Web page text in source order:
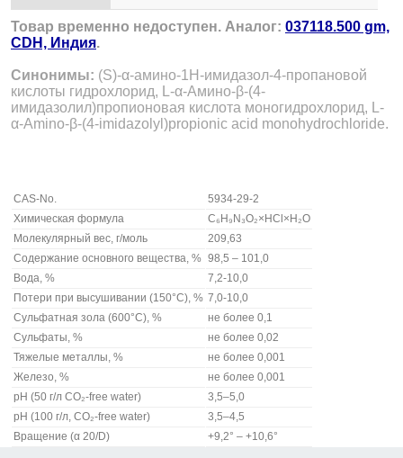
Товар временно недоступен. Аналог: 037118.500 gm,
CDH, Индия.
Синонимы: (S)-α-амино-1H-имидазол-4-пропановой
кислоты гидрохлорид, L-α-Амино-β-(4-
имидазолил)пропионовая кислота моногидрохлорид, L-
α-Amino-β-(4-imidazolyl)propionic acid monohydrochloride.
CAS-No.
5934-29-2
Химическая формула
C₆H₉N₃O₂×HCl×H₂O
Молекулярный вес, г/моль
209,63
Содержание основного вещества, % 98,5 – 101,0
Вода, %
7,2-10,0
Потери при высушивании (150°C), % 7,0-10,0
Сульфатная зола (600°C), %
не более 0,1
Сульфаты, %
не более 0,02
Тяжелые металлы, %
не более 0,001
Железо, %
не более 0,001
pH (50 г/л CO₂-free water)
3,5–5,0
pH (100 г/л, CO₂-free water)
3,5–4,5
Вращение (α 20/D)
+9,2° – +10,6°